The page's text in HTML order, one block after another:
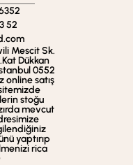
52
Mescit Sk.
Dükkan
0552
online satış
stoğu
mevcut
yaptırıp
rica